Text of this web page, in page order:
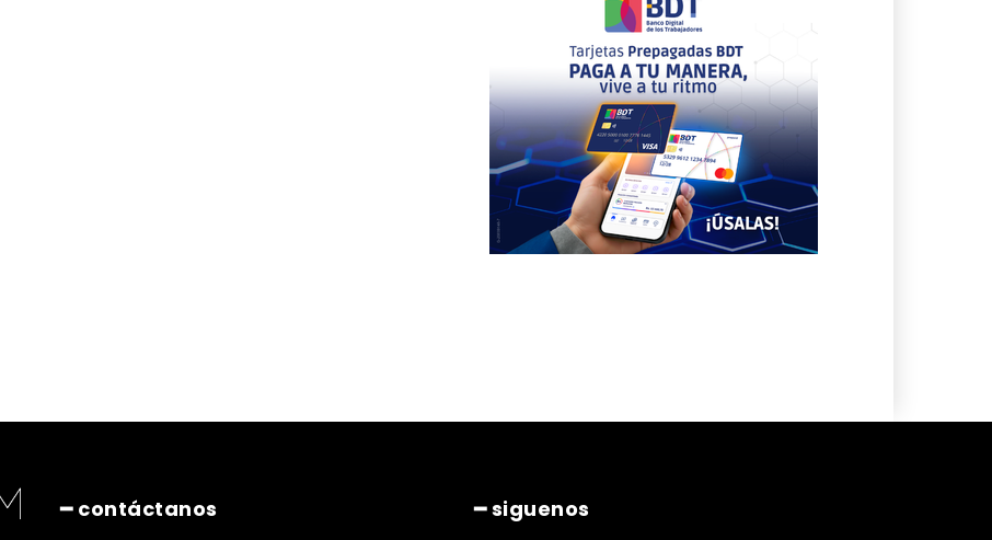
━ contáctanos ━ siguenos